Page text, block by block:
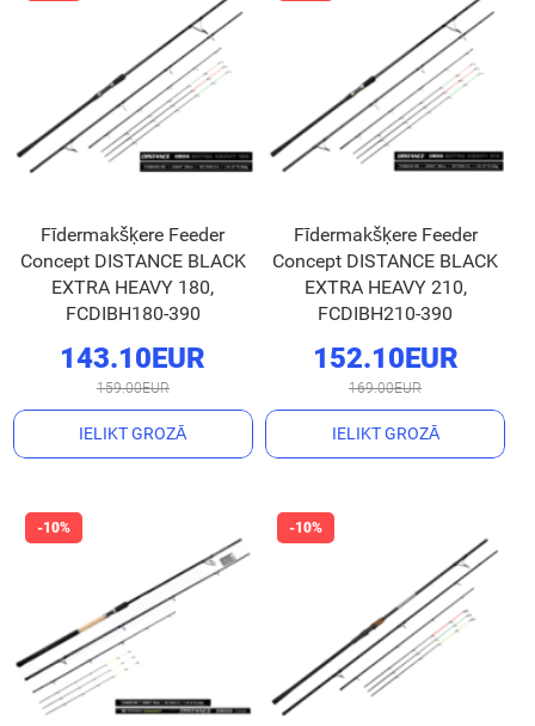
Fīdermakšķere Feeder
Concept DISTANCE BLACK
EXTRA HEAVY 180,
FCDIBH180-390
143.10EUR
159.00EUR
IELIKT GROZĀ
Fīdermakšķere Feeder
Concept DISTANCE BLACK
EXTRA HEAVY 210,
FCDIBH210-390
152.10EUR
169.00EUR
IELIKT GROZĀ